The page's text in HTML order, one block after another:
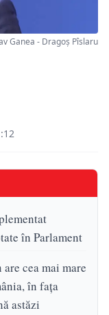
Ganea - Dragoș Pîslaru
în Parlament
cea mai mare
în faţa
astăzi